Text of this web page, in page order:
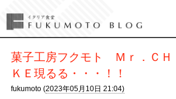
菓子工房フクモト Ｍｒ．ＣＨ
ＫＥ現るる・・・！！
fukumoto (2023年05月10日 21:04)